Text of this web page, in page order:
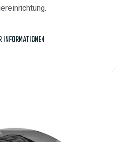
INFORMATIONEN